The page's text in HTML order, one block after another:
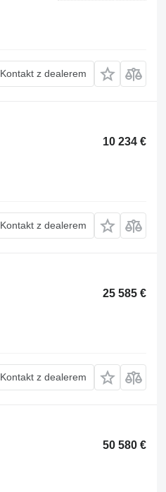
Kontakt z dealerem
10 234 €
Kontakt z dealerem
25 585 €
Kontakt z dealerem
50 580 €